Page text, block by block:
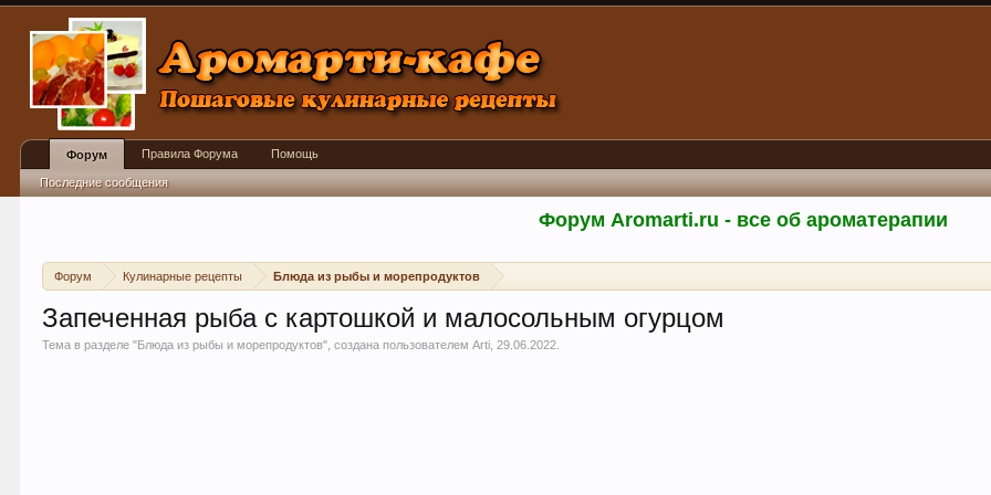
Форум Aromarti.ru - все об ароматерапии
Форум Кулинарные рецепты Блюда из рыбы и морепродуктов
Запеченная рыба с картошкой и малосольным огурцом
Тема в разделе "Блюда из рыбы и морепродуктов", создана пользователемArti ,29.06.2022
Форум
Последние сообщения
Правила Форума Помощь